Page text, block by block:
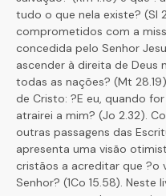
tudo o que nela existe? (Sl
comprometidos com a
concedida pelo Senhor
ascender à direita de Deus
todas as nações? (Mt
de Cristo: ?E eu, quando
atrairei a mim? (Jo 2.32).
outras passagens das
apresenta uma visão
cristãos a acreditar que ?o
Senhor? (1Co 15.58).